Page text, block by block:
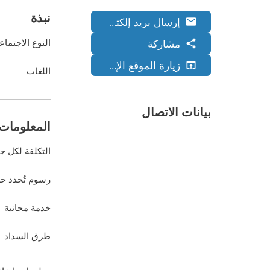
email إرسال بريد إلكتروني
share مشاركة
open_in_browser زيارة الموقع الإلكتروني
بيانات الاتصال
نبذة
النوع
اللغات
التكلفة لكل
رسوم تُحدد
خدمة مجانية
طرق السداد